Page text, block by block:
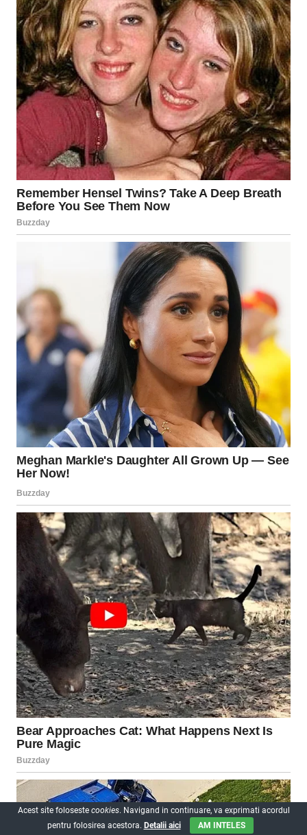
Acest site foloseste cookies. Navigand in continuare, va exprimati acordul
pentru folosirea acestora. Detalii aici AM INTELES